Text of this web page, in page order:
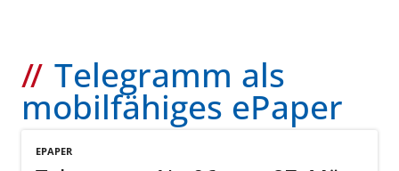
Telegramm als
mobilfähiges ePaper
EPAPER